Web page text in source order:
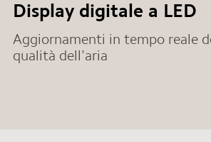
Display digitale a LED
Aggiornamenti in tempo reale
qualità dell'aria